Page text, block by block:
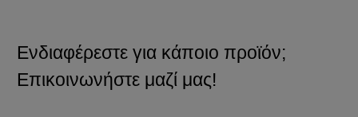
Ενδιαφέρεστε για κάποιο προϊόν;
Επικοινωνήστε μαζί μας!